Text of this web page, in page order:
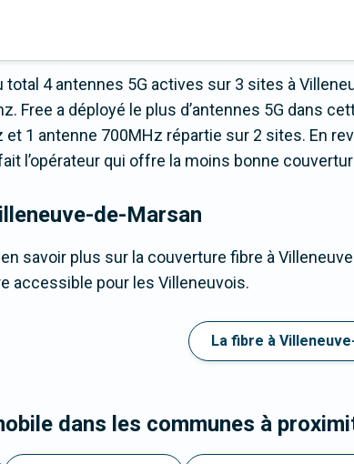
total 4 antennes 5G actives sur 3 sites à
Free a déployé le plus d’antennes 5G dans
et 1 antenne 700MHz répartie sur 2 sites. En
l’opérateur qui offre la moins bonne
de-Marsan
savoir plus sur la couverture fibre à
accessible pour les Villeneuvois.
La fibre à
dans les communes à